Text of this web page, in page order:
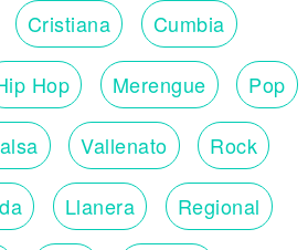
Cristiana Cumbia
Hop Merengue Pop
Vallenato Rock
Llanera Regional